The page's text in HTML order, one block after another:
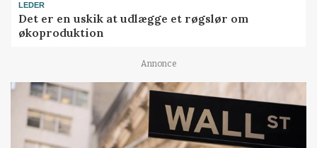
LEDER
Det er en uskik at udlægge et røgslør om
økoproduktion
Annonce